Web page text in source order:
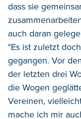
dass sie
auch daran
"Es ist zuletzt
gegangen. Vor
der letzten drei
die Wogen
Vereinen,
mache ich mir